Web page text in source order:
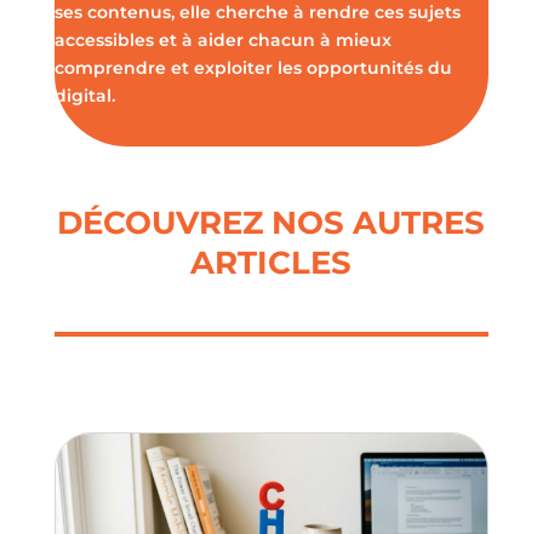
ses contenus, elle cherche à rendre ces sujets
accessibles et à aider chacun à mieux
comprendre et exploiter les opportunités du
digital.
DÉCOUVREZ NOS AUTRES
ARTICLES